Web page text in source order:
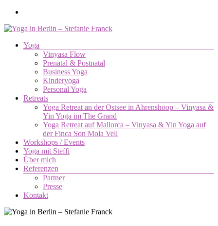
Zum
springen
Yoga
Stefanie
Franck
Körper,
Geist
Menü
Yoga
Vinyasa Flow
Prenatal & Postnatal
Business Yoga
Kinderyoga
Personal Yoga
Retreats
Yoga Retreat an der Ostsee in Ahrenshoop – Vinyasa &
Yin Yoga im The Grand
Yoga Retreat auf Mallorca – Vinyasa & Yin Yoga auf
der Finca Son Mola Vell
Workshops / Events
Yoga mit Steffi
Über mich
Referenzen
Partner
Presse
Kontakt